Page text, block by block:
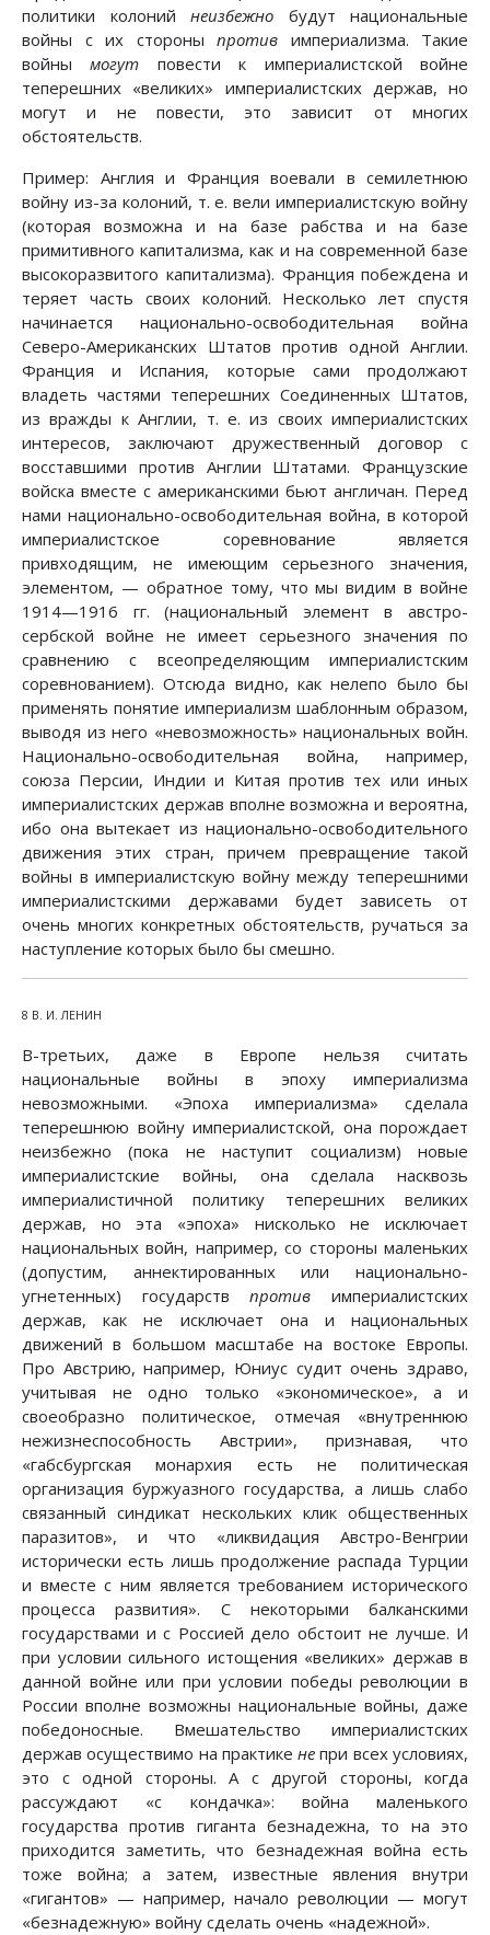
политики колоний неизбежно будут национальные
войны с их стороны против империализма. Такие
войнымогут повести к империалистской войне
теперешних «великих» империалистских держав, но
могут и не повести, это зависит от многих
обстоятельств.
Пример: Англия и Франция воевали в семилетнюю
войну из-за колоний, т. е. вели империалистскую войну
(которая возможна и на базе рабства и на базе
примитивного капитализма, как и на современной базе
высокоразвитого капитализма). Франция побеждена и
теряет часть своих колоний. Несколько лет спустя
начинается национально-освободительная война
Северо-Американских Штатов против одной Англии.
Франция и Испания, которые сами продолжают
владеть частями теперешних Соединенных Штатов,
из вражды к Англии, т. е. из своих империалистских
интересов, заключают дружественный договор с
восставшими против Англии Штатами. Французские
войска вместе с американскими бьют англичан. Перед
нами национально-освободительная война, в которой
империалистское соревнование является
привходящим, не имеющим серьезного значения,
элементом, — обратное тому, что мы видим в войне
1914—1916 гг. (национальный элемент в австро-
сербской войне не имеет серьезного значения по
сравнению с всеопределяющим империалистским
соревнованием). Отсюда видно, как нелепо было бы
применять понятие империализм шаблонным образом,
выводя из него «невозможность» национальных войн.
Национально-освободительная война, например,
союза Персии, Индии и Китая против тех или иных
империалистских держав вполне возможна и вероятна,
ибо она вытекает из национально-освободительного
движения этих стран, причем превращение такой
войны в империалистскую войну между теперешними
империалистскими державами будет зависеть от
очень многих конкретных обстоятельств, ручаться за
наступление которых было бы смешно.
8 В. И. ЛЕНИН
В-третьих, даже в Европе нельзя считать
национальные войны в эпоху империализма
невозможными. «Эпоха империализма» сделала
теперешнюю войну империалистской, она порождает
неизбежно (пока не наступит социализм) новые
империалистские войны, она сделала насквозь
империалистичной политику теперешних великих
держав, но эта «эпоха» нисколько не исключает
национальных войн, например, со стороны маленьких
(допустим, аннектированных или национально-
угнетенных) государствпротивимпериалистских
держав, как не исключает она и национальных
движений в большом масштабе на востоке Европы.
Про Австрию, например, Юниус судит очень здраво,
учитывая не одно только «экономическое», а и
своеобразно политическое, отмечая «внутреннюю
нежизнеспособность Австрии», признавая, что
«габсбургская монархия есть не политическая
организация буржуазного государства, а лишь слабо
связанный синдикат нескольких клик общественных
паразитов», и что «ликвидация Австро-Венгрии
исторически есть лишь продолжение распада Турции
и вместе с ним является требованием исторического
процесса развития». С некоторыми балканскими
государствами и с Россией дело обстоит не лучше. И
при условии сильного истощения «великих» держав в
данной войне или при условии победы революции в
России вполне возможны национальные войны, даже
победоносные. Вмешательство империалистских
держав осуществимо на практикене при всех условиях,
это с одной стороны. А с другой стороны, когда
рассуждают «с кондачка»: война маленького
государства против гиганта безнадежна, то на это
приходится заметить, что безнадежная война есть
тоже война; а затем, известные явления внутри
«гигантов» — например, начало революции — могут
«безнадежную» войну сделать очень «надежной».